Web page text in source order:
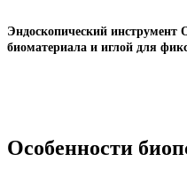
Эндоскопический инструмент
биоматериала и иглой для
Особенности